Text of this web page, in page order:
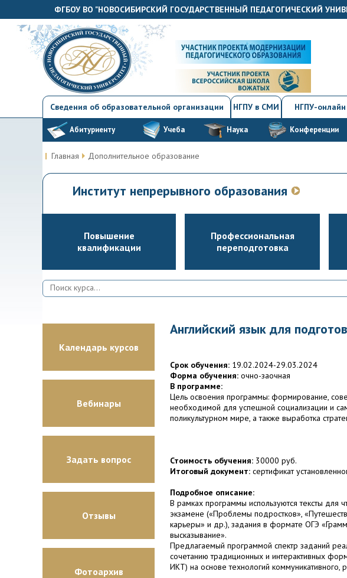
ФГБОУ ВО "НОВОСИБИРСКИЙ ГОСУДАРСТВЕННЫЙ ПЕДАГОГИЧЕСКИЙ
Сведения об образовательной организации НГПУ в СМИ НГПУ-
Абитуриенту Учеба Наука Конференции
Главная Дополнительное образование
Институт непрерывного образования
Повышение
квалификации
Профессиональная
переподготовка
Календарь курсов
Вебинары
Задать вопрос
Отзывы
Фотоархив
Английский язык для
Срок обучения: 19.02.2024-29.03.2024
Форма обучения: очно-заочная
В программе:
Цель освоения программы: формирование,
необходимой для успешной социализации и
поликультурном мире, а также выработка
Стоимость обучения: 30000 руб.
Итоговый документ: сертификат
Подробное описание:
В рамках программы используются тексты для
экзамене («Проблемы подростков»,
карьеры» и др.), задания в формате ОГЭ
высказывание».
Предлагаемый программой спектр заданий
сочетанию традиционных и интерактивных
ИКТ) на основе технологий